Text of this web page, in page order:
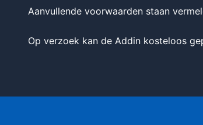
Aanvullende voorwaarden staan
Op verzoek kan de Addin kosteloos